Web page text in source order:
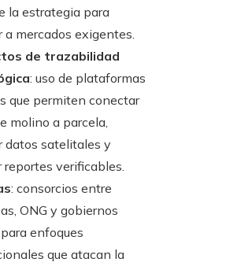
la estrategia para
a mercados exigentes.
de trazabilidad
: uso de plataformas
que permiten conectar
molino a parcela,
datos satelitales y
reportes verificables.
: consorcios entre
ONG y gobiernos
enfoques
que atacan la